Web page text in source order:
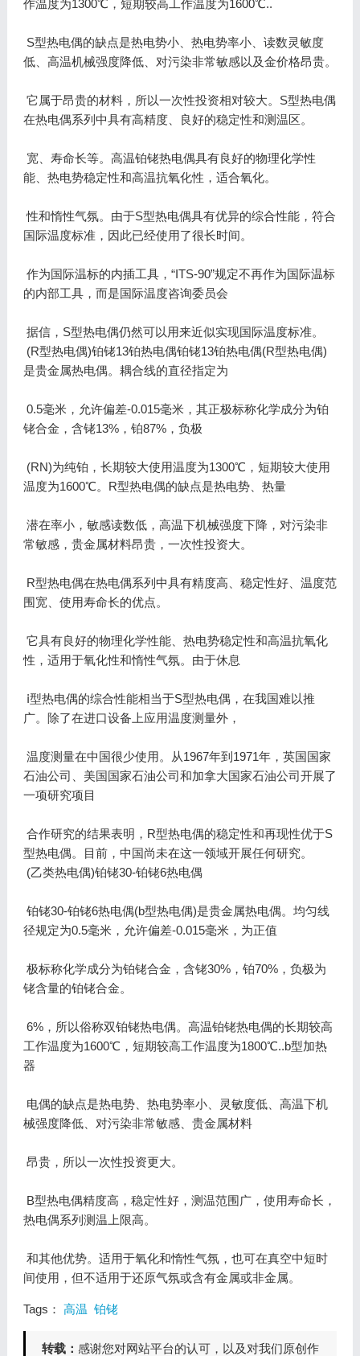
作温度为1300℃，短期较高工作温度为1600℃..
S型热电偶的缺点是热电势小、热电势率小、读数灵敏度
低、高温机械强度降低、对污染非常敏感以及金价格昂贵。
它属于昂贵的材料，所以一次性投资相对较大。S型热电偶
在热电偶系列中具有高精度、良好的稳定性和测温区。
宽、寿命长等。高温铂铑热电偶具有良好的物理化学性
能、热电势稳定性和高温抗氧化性，适合氧化。
性和惰性气氛。由于S型热电偶具有优异的综合性能，符合
国际温度标准，因此已经使用了很长时间。
作为国际温标的内插工具，“ITS-90”规定不再作为国际温标
的内部工具，而是国际温度咨询委员会
据信，S型热电偶仍然可以用来近似实现国际温度标准。
(R型热电偶)铂铑13铂热电偶铂铑13铂热电偶(R型热电偶)
是贵金属热电偶。耦合线的直径指定为
0.5毫米，允许偏差-0.015毫米，其正极标称化学成分为铂
铑合金，含铑13%，铂87%，负极
(RN)为纯铂，长期较大使用温度为1300℃，短期较大使用
温度为1600℃。R型热电偶的缺点是热电势、热量
潜在率小，敏感读数低，高温下机械强度下降，对污染非
常敏感，贵金属材料昂贵，一次性投资大。
R型热电偶在热电偶系列中具有精度高、稳定性好、温度范
围宽、使用寿命长的优点。
它具有良好的物理化学性能、热电势稳定性和高温抗氧化
性，适用于氧化性和惰性气氛。由于休息
ⅰ型热电偶的综合性能相当于S型热电偶，在我国难以推
广。除了在进口设备上应用温度测量外，
温度测量在中国很少使用。从1967年到1971年，英国国家
石油公司、美国国家石油公司和加拿大国家石油公司开展了
一项研究项目
合作研究的结果表明，R型热电偶的稳定性和再现性优于S
型热电偶。目前，中国尚未在这一领域开展任何研究。
(乙类热电偶)铂铑30-铂铑6热电偶
铂铑30-铂铑6热电偶(b型热电偶)是贵金属热电偶。均匀线
径规定为0.5毫米，允许偏差-0.015毫米，为正值
极标称化学成分为铂铑合金，含铑30%，铂70%，负极为
铑含量的铂铑合金。
6%，所以俗称双铂铑热电偶。高温铂铑热电偶的长期较高
工作温度为1600℃，短期较高工作温度为1800℃..b型加热
器
电偶的缺点是热电势、热电势率小、灵敏度低、高温下机
械强度降低、对污染非常敏感、贵金属材料
昂贵，所以一次性投资更大。
B型热电偶精度高，稳定性好，测温范围广，使用寿命长，
热电偶系列测温上限高。
和其他优势。适用于氧化和惰性气氛，也可在真空中短时
间使用，但不适用于还原气氛或含有金属或非金属。
Tags： 高温 铂铑
转载： 感谢您对网站平台的认可，以及对我们原创作